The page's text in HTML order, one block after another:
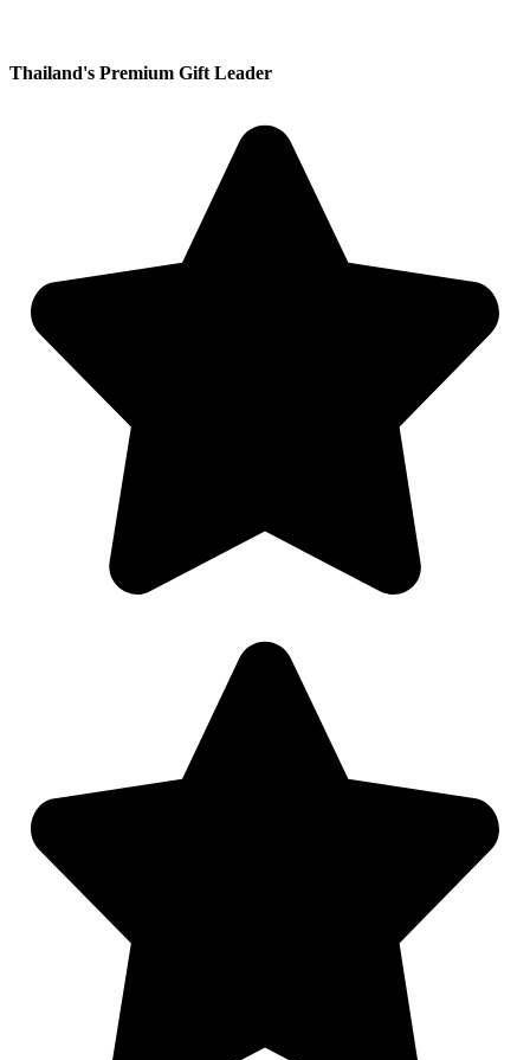
Thailand's Premium Gift Leader